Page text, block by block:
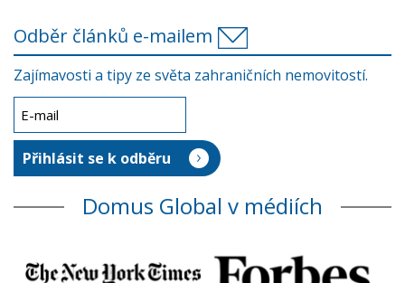
Odběr článků e-mailem
Zajímavosti a tipy ze světa zahraničních nemovitostí.
Domus Global v médiích